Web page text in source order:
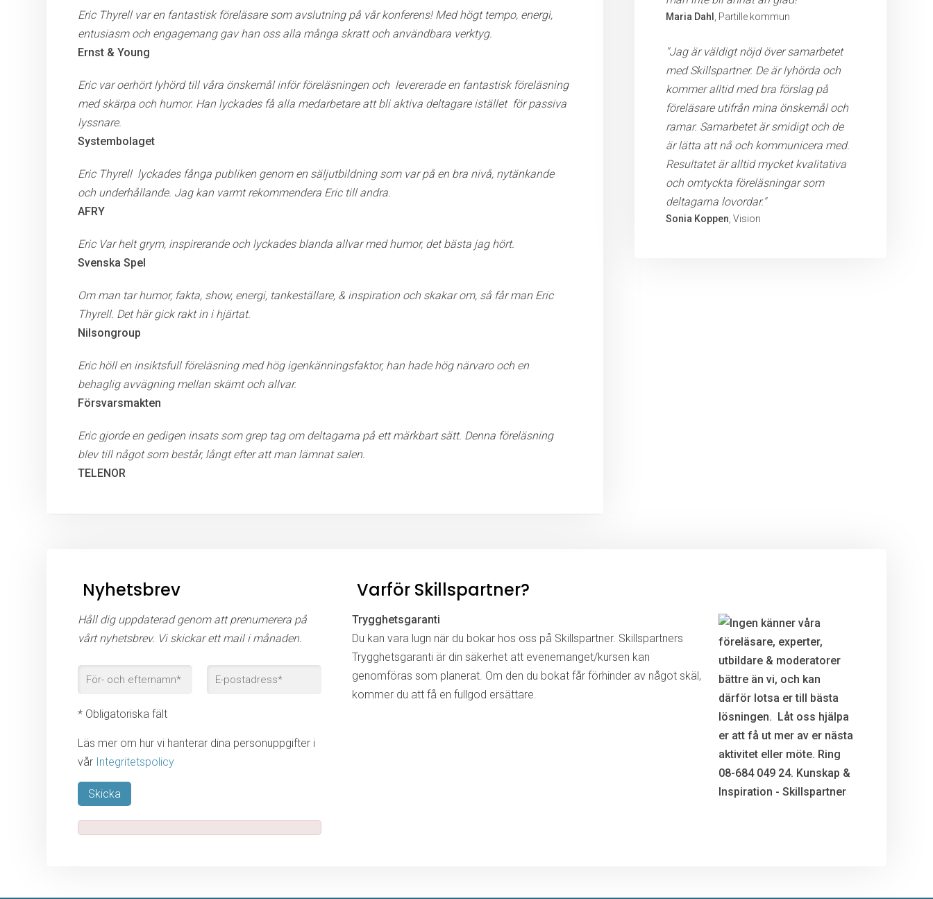
Eric Thyrell var en fantastisk föreläsare som avslutning på vår konferens! Med högt tempo, energi,
entusiasm och engagemang gav han oss alla många skratt och användbara verktyg.
Ernst & Young
Eric var oerhört lyhörd till våra önskemål inför föreläsningen och levererade en fantastisk föreläsning
med skärpa och humor. Han lyckades få alla medarbetare att bli aktiva deltagare istället för passiva
lyssnare.
Systembolaget
Eric Thyrell lyckades fånga publiken genom en säljutbildning som var på en bra nivå, nytänkande
och underhållande. Jag kan varmt rekommendera Eric till andra.
AFRY
Eric Var helt grym, inspirerande och lyckades blanda allvar med humor, det bästa jag hört.
Svenska Spel
Om man tar humor, fakta, show, energi, tankeställare, & inspiration och skakar om, så får man Eric
Thyrell. ​Det här gick rakt in i hjärtat.
Nilsongroup
Eric höll en insiktsfull föreläsning med hög igenkänningsfaktor, han hade hög närvaro och en
behaglig avvägning mellan skämt och allvar.
Försvarsmakten
Eric gjorde en gedigen insats som grep tag om deltagarna på ett märkbart sätt. Denna föreläsning
blev till något som består, långt efter att man lämnat salen.
TELENOR
Maria Dahl , Partille kommun
"Jag är väldigt nöjd över samarbetet
med Skillspartner. De är lyhörda och
kommer alltid med bra förslag på
föreläsare utifrån mina önskemål och
ramar. Samarbetet är smidigt och de
är lätta att nå och kommunicera med.
Resultatet är alltid mycket kvalitativa
och omtyckta föreläsningar som
deltagarna lovordar."
Sonia Koppen , Vision
Nyhetsbrev
Håll dig uppdaterad genom att prenumerera på
vårt nyhetsbrev. Vi skickar ett mail i månaden.
* Obligatoriska fält
Läs mer om hur vi hanterar dina personuppgifter i
vår Integritetspolicy
Lämna detta fält tomt.
Varför Skillspartner?
Trygghetsgaranti
Du kan vara lugn när du bokar hos oss på Skillspartner. Skillspartners
Trygghetsgaranti är din säkerhet att evenemanget/kursen kan
genomföras som planerat. Om den du bokat får förhinder av något skäl,
kommer du att få en fullgod ersättare.